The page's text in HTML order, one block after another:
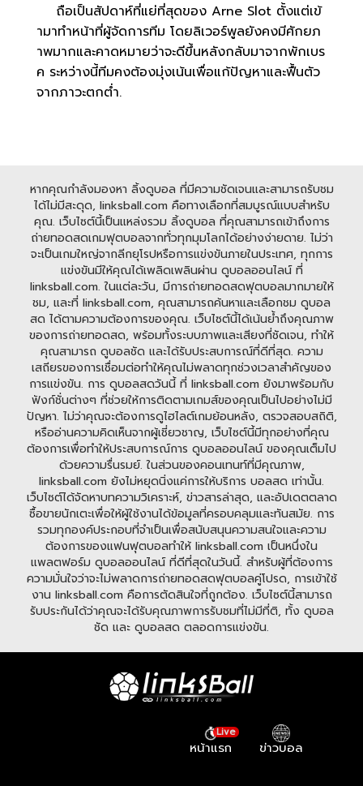
ถือเป็นสัปดาห์ที่แย่ที่สุดของ Arne Slot ตั้งแต่เข้
ามาทำหน้าที่ผู้จัดการทีม โดยลิเวอร์พูลยังคงมีศักยภ
าพมากและคาดหมายว่าจะดีขึ้นหลังกลับมาจากพักเบร
ค ระหว่างนี้ทีมคงต้องมุ่งเน้นเพื่อแก้ปัญหาและฟื้นตัว
จากภาวะตกต่ำ.
หากคุณกำลังมองหา ลิ้งดูบอล ที่มีความชัดเจนและสามารถรับชม
ได้ไม่มีสะดุด, linksball.com คือทางเลือกที่สมบูรณ์แบบสำหรับ
คุณ. เว็บไซต์นี้เป็นแหล่งรวม ลิ้งดูบอล ที่คุณสามารถเข้าถึงการ
ถ่ายทอดสดเกมฟุตบอลจากทั่วทุกมุมโลกได้อย่างง่ายดาย. ไม่ว่า
จะเป็นเกมใหญ่จากลีกยุโรปหรือการแข่งขันภายในประเทศ, ทุกการ
แข่งขันมีให้คุณได้เพลิดเพลินผ่าน ดูบอลออนไลน์ ที่
linksball.com. ในแต่ละวัน, มีการถ่ายทอดสดฟุตบอลมากมายให้
ชม, และที่ linksball.com, คุณสามารถค้นหาและเลือกชม ดูบอล
สด ได้ตามความต้องการของคุณ. เว็บไซต์นี้ได้เน้นย้ำถึงคุณภาพ
ของการถ่ายทอดสด, พร้อมทั้งระบบภาพและเสียงที่ชัดเจน, ทำให้
คุณสามารถ ดูบอลชัด และได้รับประสบการณ์ที่ดีที่สุด. ความ
เสถียรของการเชื่อมต่อทำให้คุณไม่พลาดทุกช่วงเวลาสำคัญของ
การแข่งขัน. การ ดูบอลสดวันนี้ ที่ linksball.com ยังมาพร้อมกับ
ฟังก์ชั่นต่างๆ ที่ช่วยให้การติดตามเกมส์ของคุณเป็นไปอย่างไม่มี
ปัญหา. ไม่ว่าคุณจะต้องการดูไฮไลต์เกมย้อนหลัง, ตรวจสอบสถิติ,
หรืออ่านความคิดเห็นจากผู้เชี่ยวชาญ, เว็บไซต์นี้มีทุกอย่างที่คุณ
ต้องการเพื่อทำให้ประสบการณ์การ ดูบอลออนไลน์ ของคุณเต็มไป
ด้วยความรื่นรมย์. ในส่วนของคอนเทนท์ที่มีคุณภาพ,
linksball.com ยังไม่หยุดนิ่งแค่การให้บริการ บอลสด เท่านั้น.
เว็บไซต์ได้จัดหาบทความวิเคราะห์, ข่าวสารล่าสุด, และอัปเดตตลาด
ซื้อขายนักเตะเพื่อให้ผู้ใช้งานได้ข้อมูลที่ครอบคลุมและทันสมัย. การ
รวมทุกองค์ประกอบที่จำเป็นเพื่อสนับสนุนความสนใจและความ
ต้องการของแฟนฟุตบอลทำให้ linksball.com เป็นหนึ่งใน
แพลตฟอร์ม ดูบอลออนไลน์ ที่ดีที่สุดในวันนี้. สำหรับผู้ที่ต้องการ
ความมั่นใจว่าจะไม่พลาดการถ่ายทอดสดฟุตบอลคู่โปรด, การเข้าใช้
งาน linksball.com คือการตัดสินใจที่ถูกต้อง. เว็บไซต์นี้สามารถ
รับประกันได้ว่าคุณจะได้รับคุณภาพการรับชมที่ไม่มีที่ติ, ทั้ง ดูบอล
ชัด และ ดูบอลสด ตลอดการแข่งขัน.
ข่าวบอล
Live
หน้าแรก